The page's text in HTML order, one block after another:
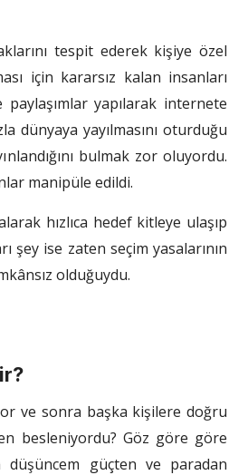
tespit ederek kişiye özel
için kararsız kalan insanları
yapılarak internete
dünyaya yayılmasını oturduğu
bulmak zor oluyordu.
manipüle edildi.
hızlıca hedef kitleye ulaşıp
şey ise zaten seçim yasalarının
olduğuydu.
ve sonra başka kişilere doğru
besleniyordu? Göz göre göre
düşüncem güçten ve paradan